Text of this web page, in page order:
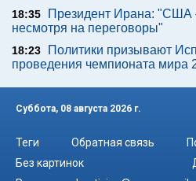
18:35
Президент Ирана: "США
несмотря на переговоры"
18:23
Политики призывают
проведения чемпионата мира
Суббота, 08 августа 2026 г.
Теги Обратная связь
Без картинок